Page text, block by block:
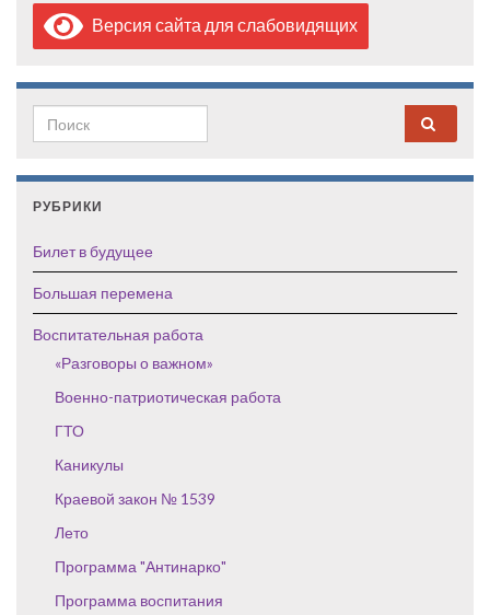
Версия сайта для слабовидящих
Search for:
РУБРИКИ
Билет в будущее
Большая перемена
Воспитательная работа
«Разговоры о важном»
Военно-патриотическая работа
ГТО
Каникулы
Краевой закон № 1539
Лето
Программа "Антинарко"
Программа воспитания